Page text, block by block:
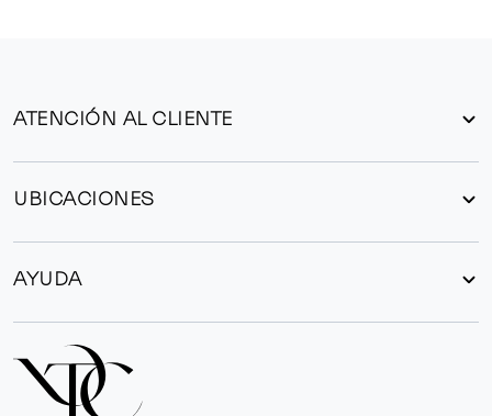
ATENCIÓN AL CLIENTE
UBICACIONES
AYUDA